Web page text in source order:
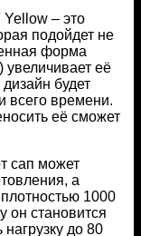
Yellow – это
подойдет не
форма
её
будет
всего времени.
её сможет
сап может
а
1000
он становится
до 80